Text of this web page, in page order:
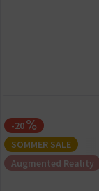
-20
SOMMER SALE
Augmented Reality